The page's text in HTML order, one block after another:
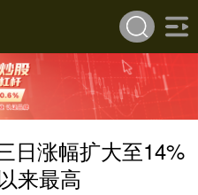
日涨幅扩大至14%
来最高